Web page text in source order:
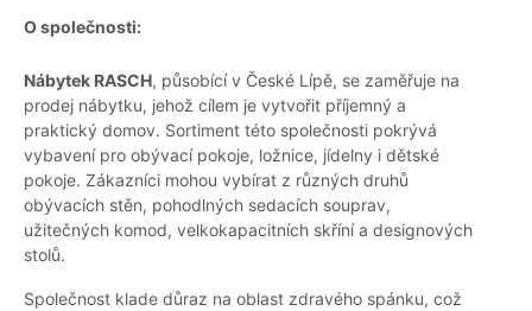
O společnosti:
Nábytek RASCH, působící v České Lípě, se zaměřuje na
prodej nábytku, jehož cílem je vytvořit příjemný a
praktický domov. Sortiment této společnosti pokrývá
vybavení pro obývací pokoje, ložnice, jídelny i dětské
pokoje. Zákazníci mohou vybírat z různých druhů
obývacích stěn, pohodlných sedacích souprav,
užitečných komod, velkokapacitních skříní a designových
stolů.
Společnost klade důraz na oblast zdravého spánku, což